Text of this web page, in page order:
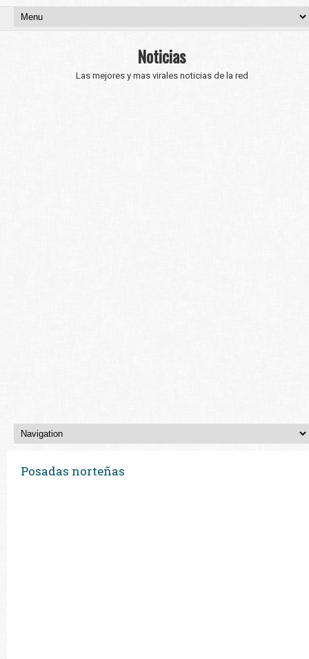
Noticias
Las mejores y mas virales noticias de la red
Posadas norteñas